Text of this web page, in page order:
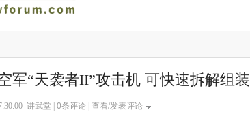
军“天袭者II”攻击机 可快速拆解组装
讲武堂 | 0条评论 | 查看/发表评论